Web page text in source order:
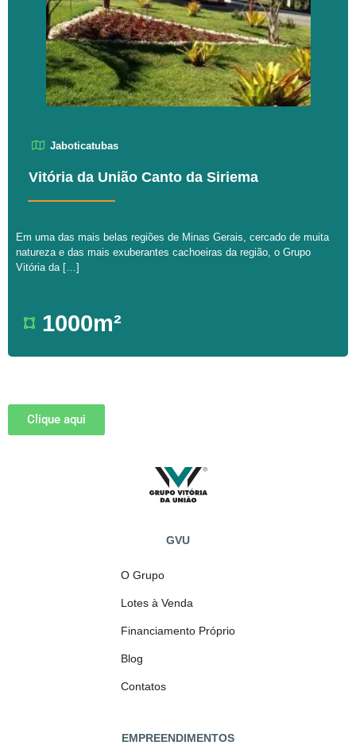
Jaboticatubas
Vitória da União Canto da Siriema
Em uma das mais belas regiões de Minas Gerais, cercado de muita
natureza e das mais exuberantes cachoeiras da região, o Grupo
Vitória da […]
1000m²
Clique aqui
GVU
O Grupo
Lotes à Venda
Financiamento Próprio
Blog
Contatos
EMPREENDIMENTOS